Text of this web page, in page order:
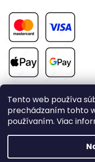
Tento web používa
prechádzaním tohto
používaním. Viac